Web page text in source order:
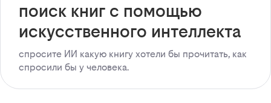
поиск книг с помощью
искусственного интеллекта
спросите ИИ какую книгу хотели бы прочитать, как
спросили бы у человека.